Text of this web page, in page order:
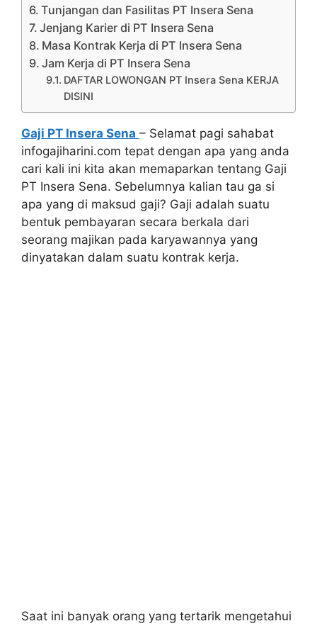
Tunjangan dan Fasilitas PT Insera Sena
Jenjang Karier di PT Insera Sena
Masa Kontrak Kerja di PT Insera Sena
Jam Kerja di PT Insera Sena
DAFTAR LOWONGAN PT Insera Sena KERJA
DISINI
Gaji PT Insera Sena – Selamat pagi sahabat
infogajiharini.com tepat dengan apa yang anda
cari kali ini kita akan memaparkan tentang Gaji
PT Insera Sena‎. Sebelumnya kalian tau ga si
apa yang di maksud gaji? Gaji adalah suatu
bentuk pembayaran secara berkala dari
seorang majikan pada karyawannya yang
dinyatakan dalam suatu kontrak kerja.
Saat ini banyak orang yang tertarik mengetahui